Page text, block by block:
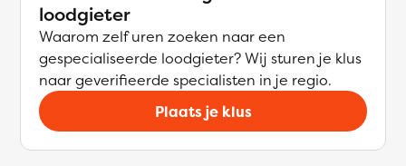
loodgieter
Waarom zelf uren zoeken naar een
gespecialiseerde loodgieter? Wij sturen je klus
naar geverifieerde specialisten in je regio.
Plaats je klus